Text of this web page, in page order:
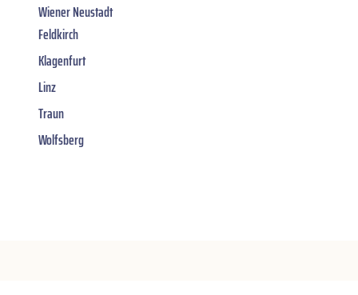
Wiener Neustadt
Feldkirch
Klagenfurt
Linz
Traun
Wolfsberg